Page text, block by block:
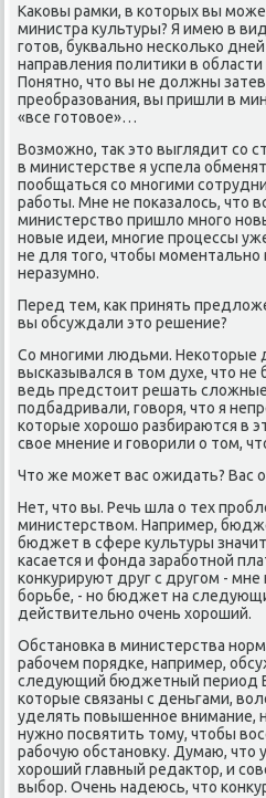
Каковы рамки, в которых вы
министра культуры? Я имею в
готов, буквально несколько
направления политики в
Понятно, что вы не должны
преобразования, вы пришли в
«все готовое»…
Возможно, так это выглядит со
в министерстве я успела
пообщаться со многими
работы. Мне не показалось, что
министерство пришло много
новые идеи, многие процессы
не для того, чтобы
неразумно.
Перед тем, как принять
вы обсуждали это ре­шение?
Со многими людьми. Некоторые
высказывался в том духе, что не
ведь предстоит решать
подбадривали, говоря, что я
которые хорошо разбираются в
свое мнение и говорили о том,
Что же может вас ожидать? Вас
Нет, что вы. Речь шла о тех
министерством. Например,
бюджет в сфере культуры
касается и фонда заработной
конкурируют друг с другом -
борьбе, - но бюджет на
действительно очень хороший.
Обстановка в министерства
рабочем порядке, например,
следующий бюджетный период
которые связаны с деньгами,
уделять повышенное внимание,
нужно посвятить тому, чтобы
рабочую обстановку. Думаю, что
хороший главный редактор, и
выбор. Очень надеюсь, что